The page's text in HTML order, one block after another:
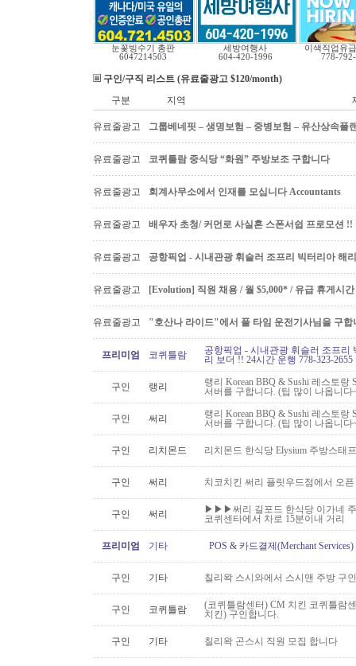
눈꽃빙수기 총판
6047214503
세방여행사
604-420-1996
이색직업유
778-
구인/구직 리스트 (유료줄광고 $120/month)
구분
지역
유료줄광고 그룹베네핏 – 생명보험 – 중병보험 – 유산상속플
유료줄광고 코퀴틀람 중식당 “화원” 주방보조 구합니다
유료줄광고 회계사무소에서 인재를 모십니다 Accountants
유료줄광고 배우자 초청/ 커먼로 사실혼 스폰서쉽 프로모션 !!
유료줄광고 공항픽업 - 시내관광 휘슬러 조프리 빅터리아 해
유료줄광고 [Evolution] 직원 채용 / 월 $5,000* / 유급 휴게시
유료줄광고 "호산나 라이드"에서 풀 타임 운전기사님을 구합
프리미엄 코퀴틀람
공항픽업 - 시내관광 휘슬러 조프
리 보더 !! 24시간 운행 778-323-2655
구인 랭리
랭리 Korean BBQ & Sushi 레스토
서버를 구합니다. (팁 많이 나옵니다
구인 써리
랭리 Korean BBQ & Sushi 레스토
서버를 구합니다. (팁 많이 나옵니다
구인 리치몬드 리치몬드 한식당 Elysium 주방스태
구인 써리 치코치킨 써리 플릿우드점에서 오
구인 써리
▶▶▶써리 길포드 한식당 이가네
코퀴센타에서 차로 15분이내 거리
프리미엄 기타 POS & 카드결제(Merchant
구인 기타 칠리왁 스시와에서 스시맨 주방 구
구인 코퀴틀람
(코퀴틀람센터) CM 치킨 코퀴틀람
치킨) 구인합니다.
구인 기타 칠리왁 곤스시 직원 모집 합니다